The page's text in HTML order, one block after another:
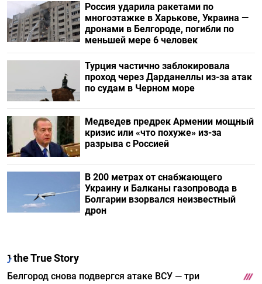
Россия ударила ракетами по
многоэтажке в Харькове, Украина —
дронами в Белгороде, погибли по
меньшей мере 6 человек
Турция частично заблокировала
проход через Дарданеллы из-за атак
по судам в Черном море
Медведев предрек Армении мощный
кризис или «что похуже» из-за
разрыва с Россией
В 200 метрах от снабжающего
Украину и Балканы газопровода в
Болгарии взорвался неизвестный
дрон